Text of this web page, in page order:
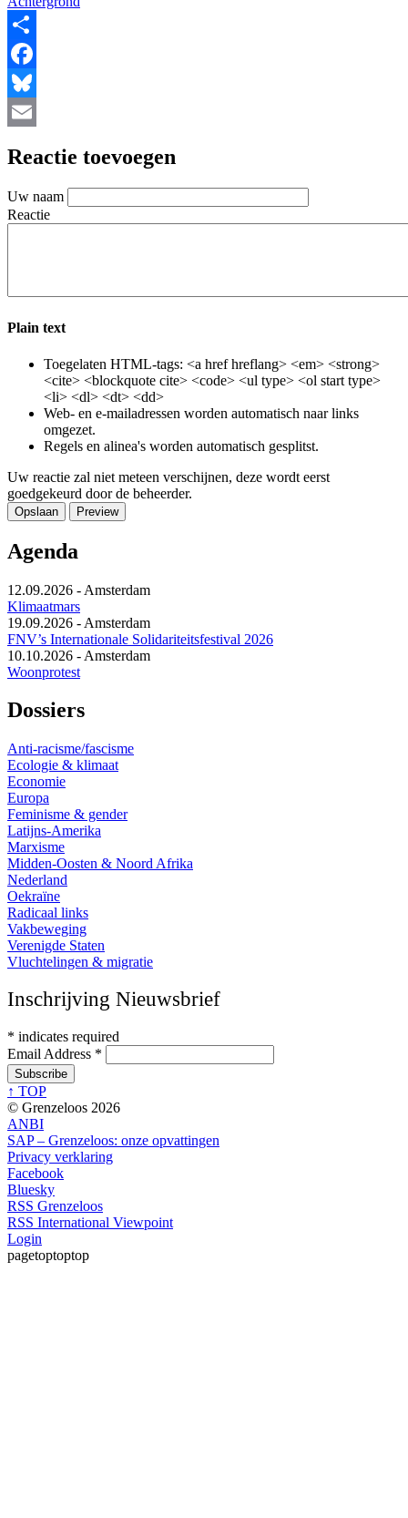
Share
Facebook
Bluesky
Reactie toevoegen
Uw naam
Reactie
Plain text
Toegelaten HTML-tags: <a href hreflang> <em> <strong>
<cite> <blockquote cite> <code> <ul type> <ol start type>
<li> <dl> <dt> <dd>
Web- en e-mailadressen worden automatisch naar links
omgezet.
Regels en alinea's worden automatisch gesplitst.
Uw reactie zal niet meteen verschijnen, deze wordt eerst
goedgekeurd door de beheerder.
Agenda
12.09.2026 - Amsterdam
Klimaatmars
19.09.2026 - Amsterdam
FNV’s Internationale Solidariteitsfestival 2026
10.10.2026 - Amsterdam
Woonprotest
Dossiers
Anti-racisme/fascisme
Ecologie & klimaat
Economie
Europa
Feminisme & gender
Latijns-Amerika
Marxisme
Midden-Oosten & Noord Afrika
Nederland
Oekraïne
Radicaal links
Vakbeweging
Verenigde Staten
Vluchtelingen & migratie
Inschrijving Nieuwsbrief
* indicates required
Email Address *
↑ TOP
© Grenzeloos 2026
ANBI
SAP – Grenzeloos: onze opvattingen
Privacy verklaring
Facebook
Bluesky
RSS Grenzeloos
RSS International Viewpoint
Login
pagetoptoptop